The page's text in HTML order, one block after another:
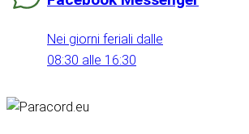
Nei giorni feriali dalle
08:30 alle 16:30